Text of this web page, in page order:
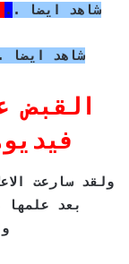
شاهد ايضا . .
شاهد ايضا
القبض
ولقد سارعت
بعد علمها